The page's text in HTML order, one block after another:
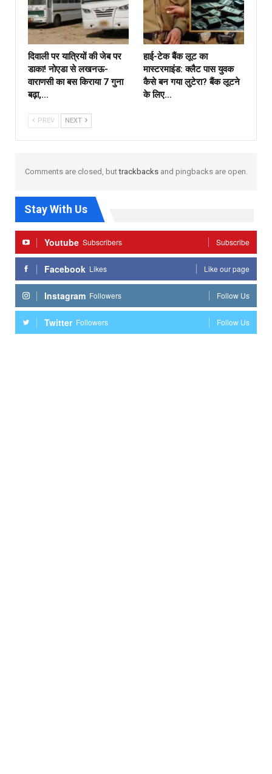
दिवाली पर यात्रियों की जेब पर
डाका! नोएडा से लखनऊ-
वाराणसी का बस किराया 7 गुना
बढ़ा,…
हाई-टेक बैंक लूट का
मास्टरमाइंड: क्लैट पास युवक
कैसे बन गया लुटेरा? बैंक लूटने
के लिए…
PREV NEXT
Comments are closed, buttrackbacksand pingbacks are open.
Stay With Us
Youtube Subscribers Subscribe
Facebook Likes Like our page
Instagram Followers Follow Us
Twitter Followers Follow Us